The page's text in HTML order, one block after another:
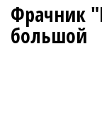
Фрачник
большой